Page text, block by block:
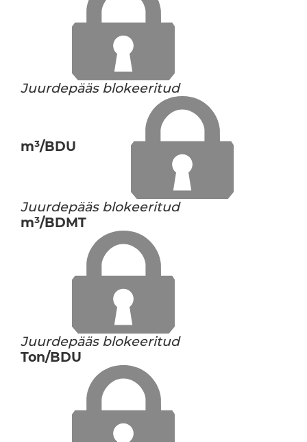
Juurdepääs blokeeritud
m³/BDU
Juurdepääs blokeeritud
m³/BDMT
Juurdepääs blokeeritud
Ton/BDU